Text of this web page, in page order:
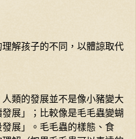
解孩子的不同，以體諒取代
類的發展並不是像小豬變大
展」；比較像是毛毛蟲變蝴
展」。毛毛蟲的樣態、食